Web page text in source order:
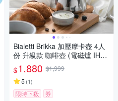
Bialetti Brikka 加壓摩卡壺 4人
份 升級款 咖啡壺 (電磁爐 IH爐
可用)
$1,880 $1,999
5 (1)
限時下殺 券